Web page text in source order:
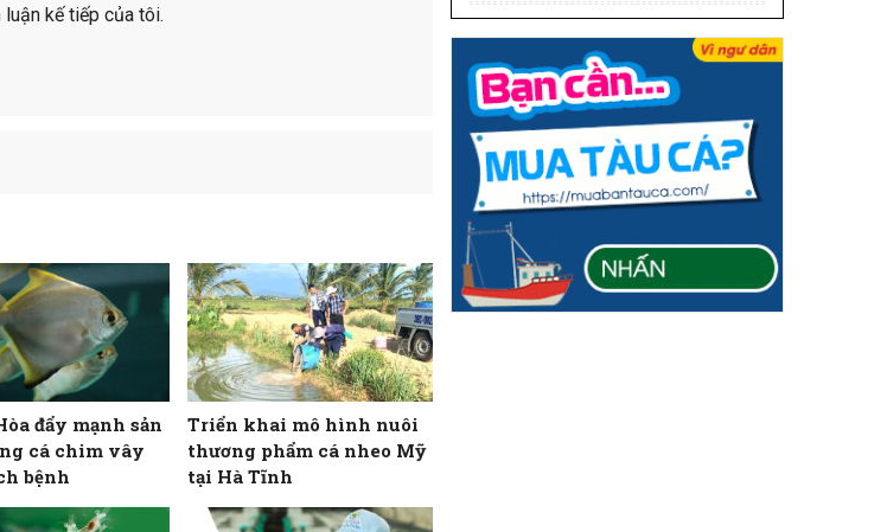
kế tiếp của tôi.
đẩy mạnh sản
cá chim vây
bệnh
Triển khai mô hình nuôi
thương phẩm cá nheo Mỹ
tại Hà Tĩnh